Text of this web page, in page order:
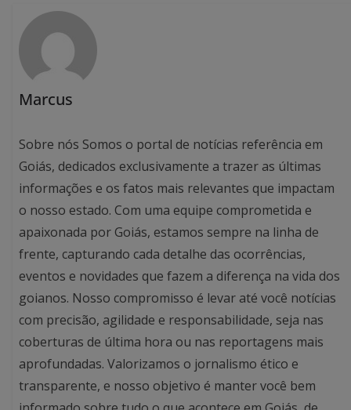
Marcus
Sobre nós Somos o portal de notícias referência em
Goiás, dedicados exclusivamente a trazer as últimas
informações e os fatos mais relevantes que impactam
o nosso estado. Com uma equipe comprometida e
apaixonada por Goiás, estamos sempre na linha de
frente, capturando cada detalhe das ocorrências,
eventos e novidades que fazem a diferença na vida dos
goianos. Nosso compromisso é levar até você notícias
com precisão, agilidade e responsabilidade, seja nas
coberturas de última hora ou nas reportagens mais
aprofundadas. Valorizamos o jornalismo ético e
transparente, e nosso objetivo é manter você bem